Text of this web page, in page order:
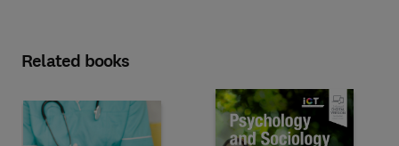
Related books